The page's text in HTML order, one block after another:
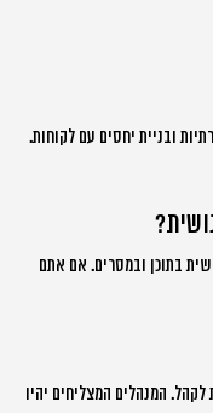
ובניית יחסים עם לקוחות.
בתוכן ובמסרים. אם אתם
המנהלים המצליחים יהיו